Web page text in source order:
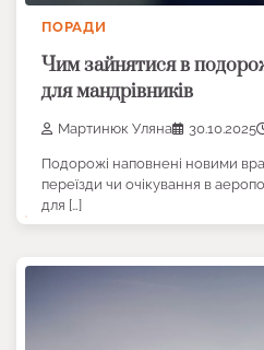
ПОРАДИ
Чим зайнятися в
для мандрівників
Мартинюк Уляна 30.10.2025
Подорожі наповнені новими
переїзди чи очікування в
для […]